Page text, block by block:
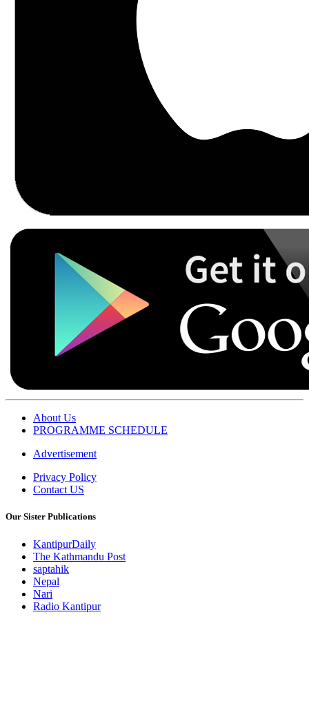
About Us
PROGRAMME SCHEDULE
Advertisement
Privacy Policy
Contact US
Our Sister Publications
KantipurDaily
The Kathmandu Post
saptahik
Nepal
Nari
Radio Kantipur